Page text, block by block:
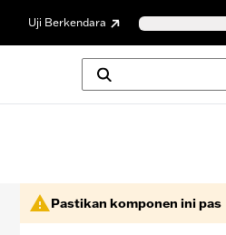
Uji Berkendara
Pastikan komponen ini pas